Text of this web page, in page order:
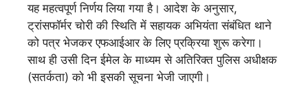
यह महत्वपूर्ण निर्णय लिया गया है। आदेश के अनुसार,
ट्रांसफॉर्मर चोरी की स्थिति में सहायक अभियंता संबंधित थाने
को पत्र भेजकर एफआईआर के लिए प्रक्रिया शुरू करेगा।
साथ ही उसी दिन ईमेल के माध्यम से अतिरिक्त पुलिस अधीक्षक
(सतर्कता) को भी इसकी सूचना भेजी जाएगी।